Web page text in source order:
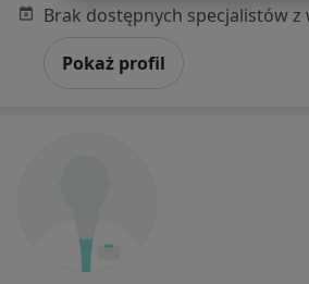
Pokaż profil